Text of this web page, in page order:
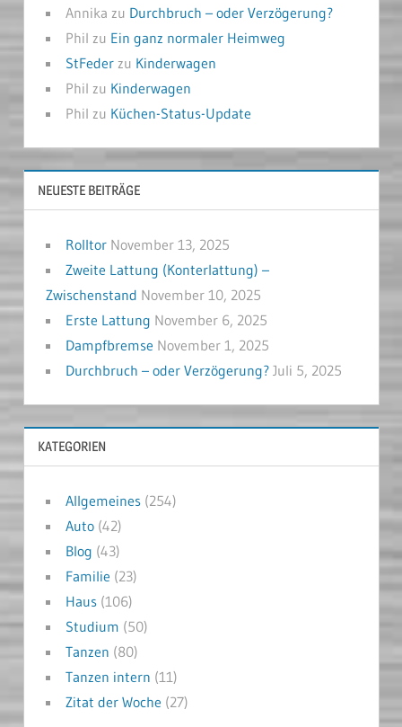
Annika zu Durchbruch – oder Verzögerung?
Phil zu Ein ganz normaler Heimweg
StFederzu Kinderwagen
Phil zu Kinderwagen
Phil zu Küchen-Status-Update
NEUESTE BEITRÄGE
Rolltor November 13, 2025
Zweite Lattung (Konterlattung) –
Zwischenstand November 10, 2025
Erste Lattung November 6, 2025
Dampfbremse November 1, 2025
Durchbruch – oder Verzögerung? Juli 5, 2025
KATEGORIEN
Allgemeines(254)
Auto(42)
Blog (43)
Familie (23)
Haus(106)
Studium (50)
Tanzen (80)
Tanzen intern (11)
Zitat der Woche (27)